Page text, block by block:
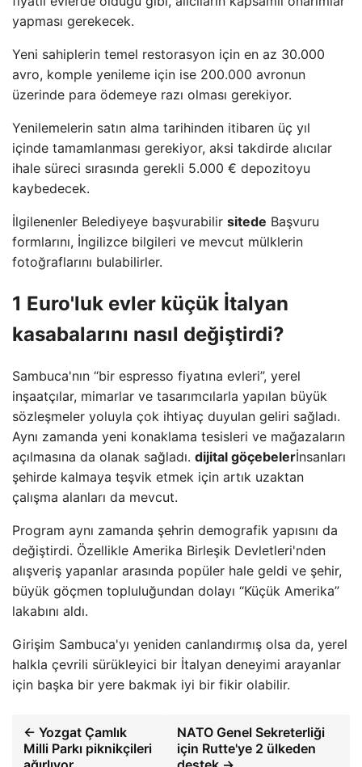
yapması gerekecek.
Yeni sahiplerin temel restorasyon için en az 30.000
avro, komple yenileme için ise 200.000 avronun
üzerinde para ödemeye razı olması gerekiyor.
Yenilemelerin satın alma tarihinden itibaren üç yıl
içinde tamamlanması gerekiyor, aksi takdirde alıcılar
ihale süreci sırasında gerekli 5.000 € depozitoyu
kaybedecek.
İlgilenenler Belediyeye başvurabilir sitede Başvuru
formlarını, İngilizce bilgileri ve mevcut mülklerin
fotoğraflarını bulabilirler.
1 Euro'luk evler küçük İtalyan
kasabalarını nasıl değiştirdi?
Sambuca'nın “bir espresso fiyatına evleri”, yerel
inşaatçılar, mimarlar ve tasarımcılarla yapılan büyük
sözleşmeler yoluyla çok ihtiyaç duyulan geliri sağladı.
Aynı zamanda yeni konaklama tesisleri ve mağazaların
açılmasına da olanak sağladı. dijital göçebelerİnsanları
şehirde kalmaya teşvik etmek için artık uzaktan
çalışma alanları da mevcut.
Program aynı zamanda şehrin demografik yapısını da
değiştirdi. Özellikle Amerika Birleşik Devletleri'nden
alışveriş yapanlar arasında popüler hale geldi ve şehir,
büyük göçmen topluluğundan dolayı “Küçük Amerika”
lakabını aldı.
Girişim Sambuca'yı yeniden canlandırmış olsa da, yerel
halkla çevrili sürükleyici bir İtalyan deneyimi arayanlar
için başka bir yere bakmak iyi bir fikir olabilir.
← Yozgat Çamlık
Milli Parkı piknikçileri
NATO Genel Sekreterliği
için Rutte'ye 2 ülkeden